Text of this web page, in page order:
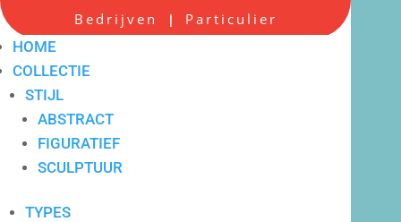
Bedrijven | Particulier
HOME
COLLECTIE
STIJL
ABSTRACT
FIGURATIEF
SCULPTUUR
TYPES
Scherpe all-in prijzen